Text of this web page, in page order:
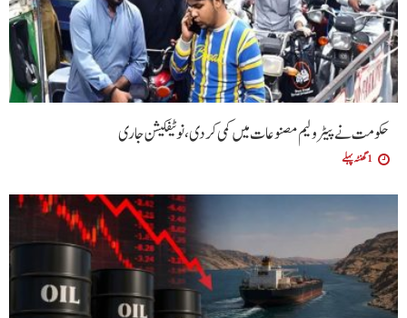
حکومت نے پیٹرولیم مصنوعات میں کمی کردی،نوٹیفکیشن جاری
1 گھنٹہ پہلے